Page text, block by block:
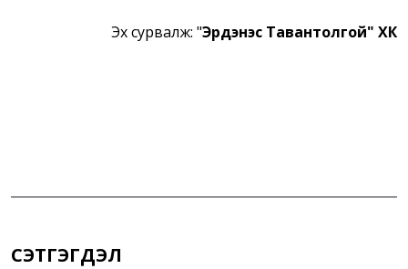
Эх сурвалж: "Эрдэнэс Тавантолгой" ХК
СЭТГЭГДЭЛ